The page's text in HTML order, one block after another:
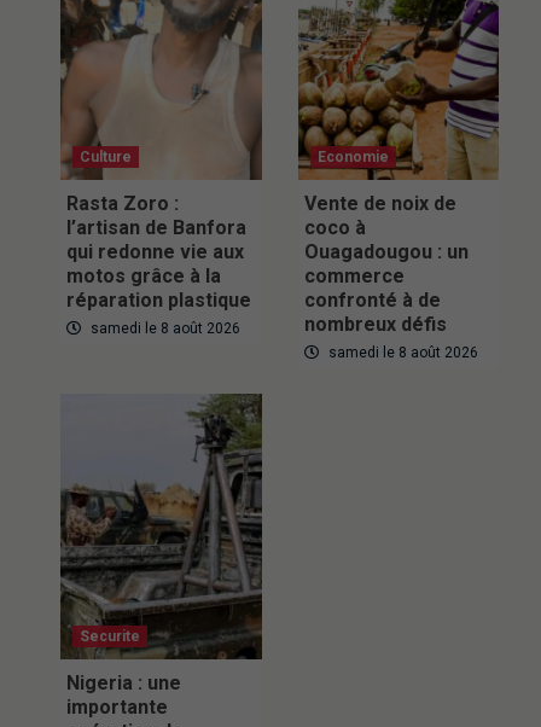
Culture
Rasta Zoro :
l’artisan de Banfora
qui redonne vie aux
motos grâce à la
réparation plastique
samedi le 8 août 2026
Economie
Vente de noix de
coco à
Ouagadougou : un
commerce
confronté à de
nombreux défis
samedi le 8 août 2026
Securite
Nigeria : une
importante